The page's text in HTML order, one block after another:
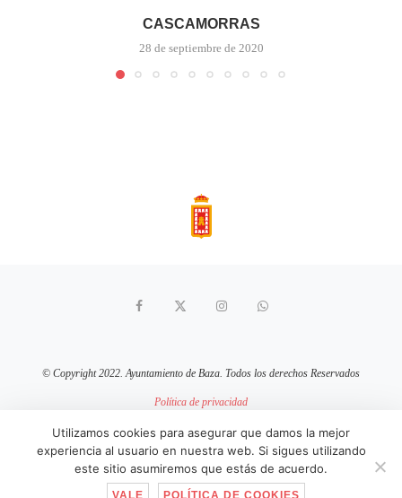
CASCAMORRAS
28 de septiembre de 2020
© Copyright 2022. Ayuntamiento de Baza. Todos los derechos Reservados
Política de privacidad
Política de cookies
sitio web mantenido por pixelcero.com
Utilizamos cookies para asegurar que damos la mejor
experiencia al usuario en nuestra web. Si sigues utilizando
este sitio asumiremos que estás de acuerdo.
VALE POLÍTICA DE COOKIES